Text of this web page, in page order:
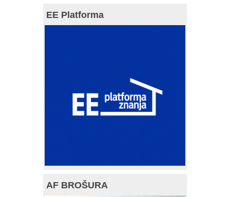
EE Platforma
AF BROŠURA